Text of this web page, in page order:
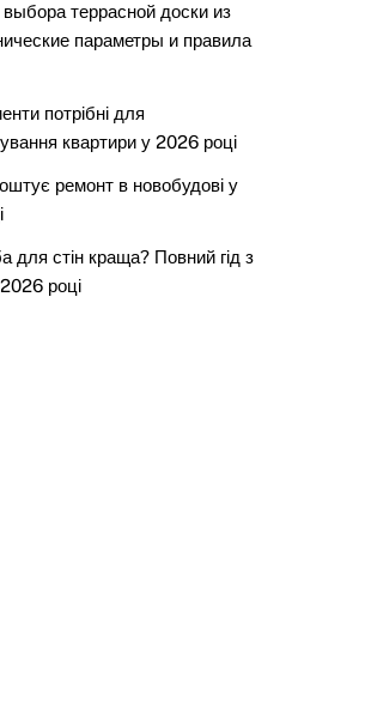
выбора террасной доски из
параметры и правила
потрібні для
квартири у 2026 році
ремонт в новобудові у
для стін краща? Повний гід з
році